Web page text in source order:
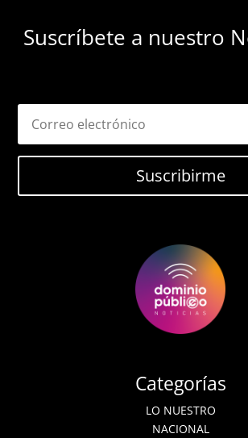
Suscríbete a nuestro
Suscribirme
Categorías
LO NUESTRO
NACIONAL